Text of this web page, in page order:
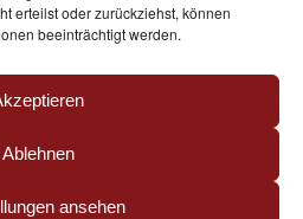
erteilst oder zurückziehst, können
beeinträchtigt werden.
Ablehnen
ansehen
MAL WEG“